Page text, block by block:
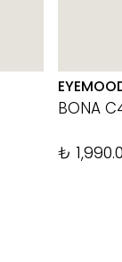
BONA
₺